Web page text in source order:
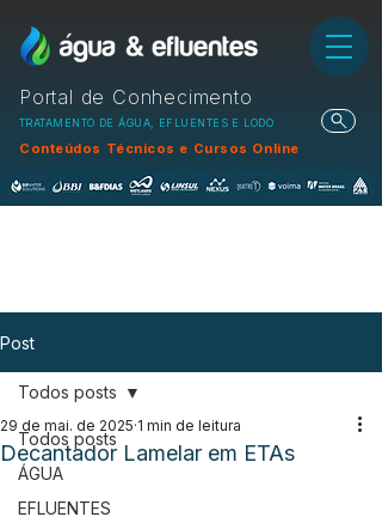
Portal de Conhecimento
TRATAMENTO DE ÁGUA, EFLUENTES E LODO
Conteúdos Técnicos e Cursos Online
Post
Todos posts
ÁGUA
EFLUENTES
Todos posts
Decantador Lamelar em ETAs
29 de mai. de 2025 1 min de leitura